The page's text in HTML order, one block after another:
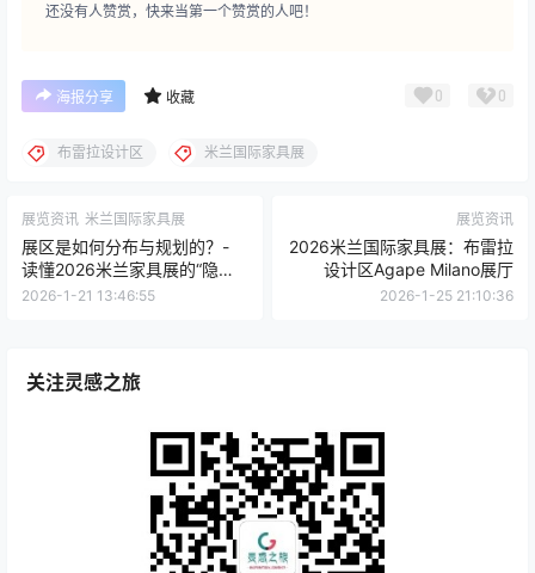
还没有人赞赏，快来当第一个赞赏的人吧！
海报分享 收藏 0 0
布雷拉设计区 米兰国际家具展
展览资讯 米兰国际家具展
展区是如何分布与规划的？-
读懂2026米兰家具展的“隐藏
逻辑”
2026-1-21 13:46:55
展览资讯
2026米兰国际家具展：布雷拉
设计区Agape Milano展厅
2026-1-25 21:10:36
关注灵感之旅